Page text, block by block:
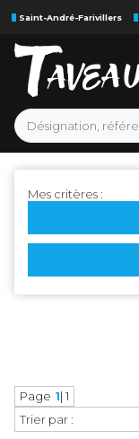
Saint-André-Farivillers
Mes critères :
Trier par :
Page 1| 1